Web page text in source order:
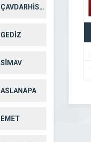
ÇAVDARHİSAR
GEDİZ
SİMAV
ASLANAPA
EMET